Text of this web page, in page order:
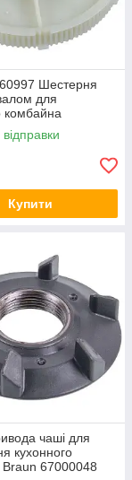
Шестерня
для
комбайна
Купити
чаші для
кухонного
67000048